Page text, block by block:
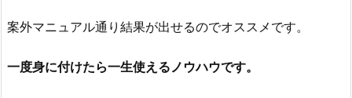
案外マニュアル通り結果が出せるのでオススメです。
一度身に付けたら一生使えるノウハウです。